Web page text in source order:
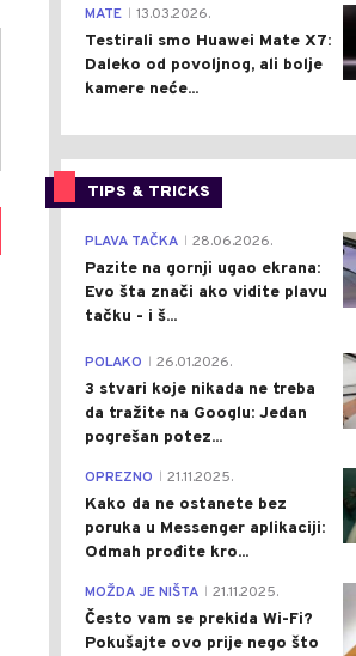
MATE 13.03.2026.
Testirali smo Huawei Mate X7:
Daleko od povoljnog, ali bolje
kamere neće...
TIPS & TRICKS
PLAVA TAČKA 28.06.2026.
Pazite na gornji ugao ekrana:
Evo šta znači ako vidite plavu
tačku - i š...
POLAKO 26.01.2026.
3 stvari koje nikada ne treba
da tražite na Googlu: Jedan
pogrešan potez...
OPREZNO 21.11.2025.
Kako da ne ostanete bez
poruka u Messenger aplikaciji:
Odmah prođite kro...
MOŽDA JE NIŠTA 21.11.2025.
Često vam se prekida Wi-Fi?
Pokušajte ovo prije nego što